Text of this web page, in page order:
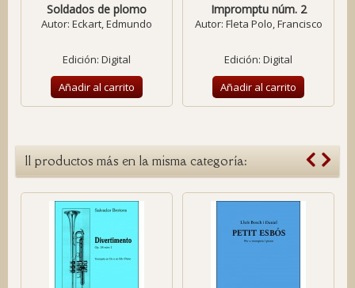
Soldados de plomo
Autor: Eckart, Edmundo
Edición: Digital
Añadir al carrito
Impromptu núm. 2
Autor: Fleta Polo, Francisco
Edición: Digital
Añadir al carrito
11 productos más en la misma categoría: